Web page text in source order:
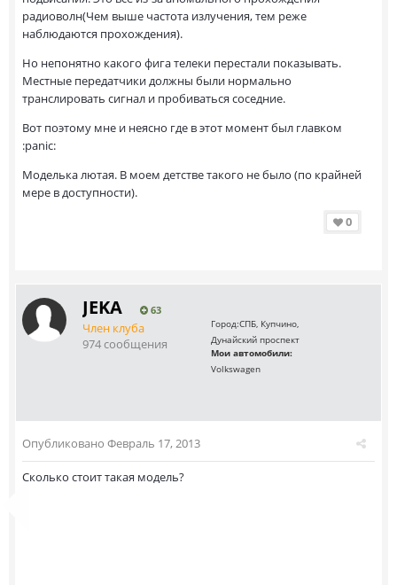
радиоволн(Чем выше частота излучения, тем реже
наблюдаются прохождения).
Но непонятно какого фига телеки перестали показывать.
Местные передатчики должны были нормально
транслировать сигнал и пробиваться соседние.
Вот поэтому мне и неясно где в этот момент был главком
:panic:
Моделька лютая. В моем детстве такого не было (по крайней
мере в доступности).
0
JEKA 63
Член клуба
974 сообщения
Город:СПБ, Купчино,
Дунайский проспект
Мои автомобили:
Volkswagen
Опубликовано Февраль 17, 2013
Сколько стоит такая модель?